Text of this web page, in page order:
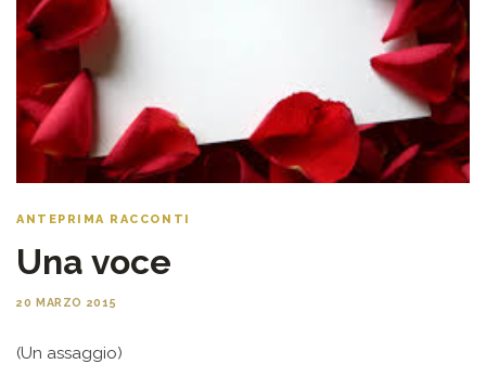
ANTEPRIMA RACCONTI
Una voce
20 MARZO 2015
(Un assaggio)